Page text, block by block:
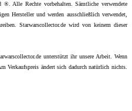
Alle Rechte vorbehalten. Sämtliche verwendete
Hersteller und werden ausschließlich verwendet,
Starwarscollector.de wird von keinem dieser
unterstützt ihr unsere Arbeit. Wenn
Verkaufspreis ändert sich dadurch natürlich nichts.